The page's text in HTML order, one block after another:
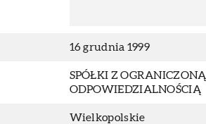
16 grudnia 1999
SPÓŁKI Z OGRANICZONĄ
ODPOWIEDZIALNOŚCIĄ
Wielkopolskie